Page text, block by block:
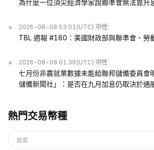
為什麼一位頂尖經濟學家說聯準會無法靠升
2026-08-08 03:01 (UTC) 中性
TBL 週報 #180：美國財政部與聯準會、勞
2026-08-08 01:39 (UTC) 中性
七月份非農就業數據未能給聯邦儲備委員會
儲備新聞社」：是否在九月加息仍取決於通
熱門交易幣種
搜索